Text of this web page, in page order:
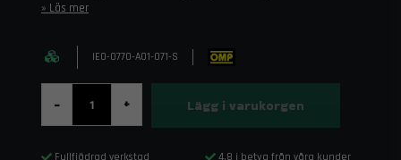
Läs mer
IE0-0770-A01-071-S
- + Lägg i varukorgen
Fullfjädrad verkstad
4,8 i betyg från våra kunder